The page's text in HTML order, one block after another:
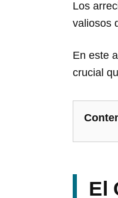
Los
valiosos
En este
crucial
El